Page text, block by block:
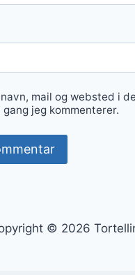
mail og websted i
jeg kommenterer.
© 2026